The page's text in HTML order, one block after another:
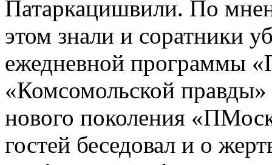
Патаркацишвили. По
этом знали и соратники
ежедневной программы
«Комсомольской
нового поколения
гостей беседовал и о